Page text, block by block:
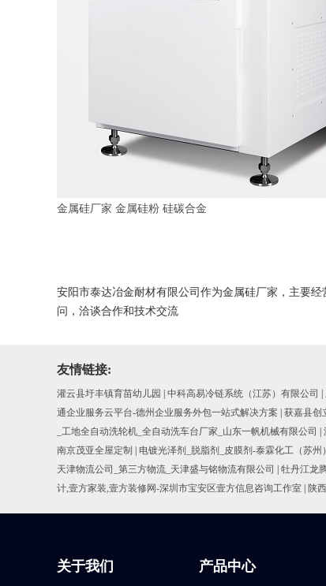
金属硅厂家 金属硅粉 硅碳合金
安阳市泰达冶金耐材有限公司作为金属硅厂家，主要
问，洽谈合作和技术交流
友情链接:
灌云县圩丰镇育苗幼儿园 中科高易冷链系统（江苏）有限公司
通企业服务云平台-德州企业服务外包一站式解决方案
获嘉县创
_工地全自动洗轮机_全自动洗车台厂家_山东一帆机械有限公司
南京茂亚全屋定制
电镀光泽剂_脱脂剂_皮膜剂-泰霖化工（苏州
天津物流公司_第三方物流_天津盛与铭物流有限公司
牡丹江龙
计,壹方家装,壹方装修网-深圳市宝安区壹方信息咨询工作室
陕
关于我们 产品中心